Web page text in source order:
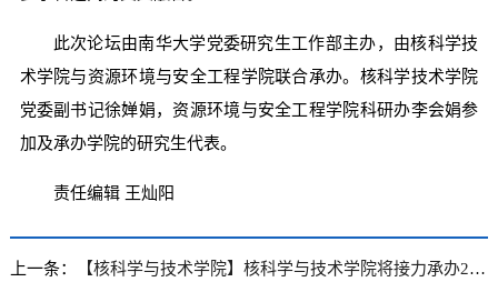
此次论坛由南华大学党委研究生工作部主办，由核科学技
术学院与资源环境与安全工程学院联合承办。核科学技术学院
党委副书记徐婵娟，资源环境与安全工程学院科研办李会娟参
加及承办学院的研究生代表。
责任编辑 王灿阳
上一条： 【核科学与技术学院】核科学与技术学院将接力承办2025年核学科党建与思政发展论坛